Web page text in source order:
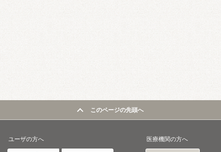
このページの先頭へ
ユーザの方へ 医療機関の方へ